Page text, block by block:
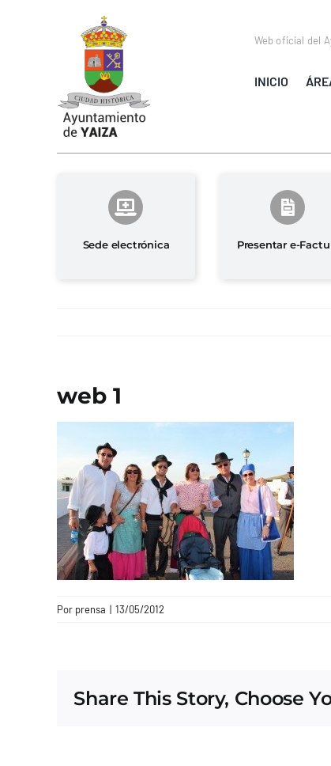
Web oficial del
INICIO
Sede electrónica Presentar e-
web 1
Por prensa | 13/05/2012
Share This Story, Choose